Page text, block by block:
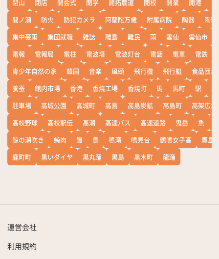
閉山
閉店 開会式 開学 開拓農道 開校 開業 開港
間ノ瀬
防火 防犯カメラ 阿蘭陀万歳 附属病院 陶器
陶器
集中豪雨
集団就職 雑誌 離島 難民 雨 雲仙 雲仙市
電報
電報局 電柱 電波塔 電波灯台 電話 電車 電鉄
青少年自然の家
韓国 音楽 風頭 飛行機 飛行艇
食品団地
養蚕
館内市場 香港 香焼工場 香焼町 馬 馬町 駅
駐車場
高城公園 高城町 高島 高島炭鉱 高島町
高架広場
高校野球
高校駅伝 高潮 高速バス 高速道路 鬼岳 魚
鯨の潮吹き
鯨肉 鰻 鳥 鳴滝 鳴見台 鶴鳴女子高
鷹島
鹿町町
黒いダイヤ 黒丸踊 黒島 黒木町 龍踊
運営会社
利用規約